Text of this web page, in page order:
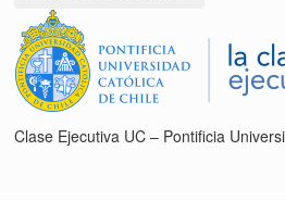
Clase Ejecutiva UC – Pontificia